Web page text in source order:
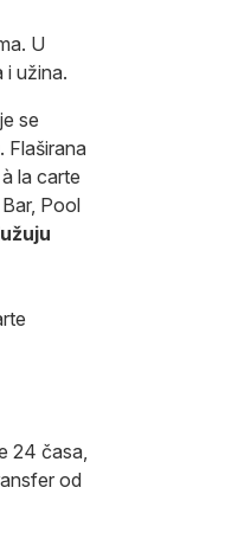
U
i užina.
se
Flaširana
la carte
Pool
24 časa,
od